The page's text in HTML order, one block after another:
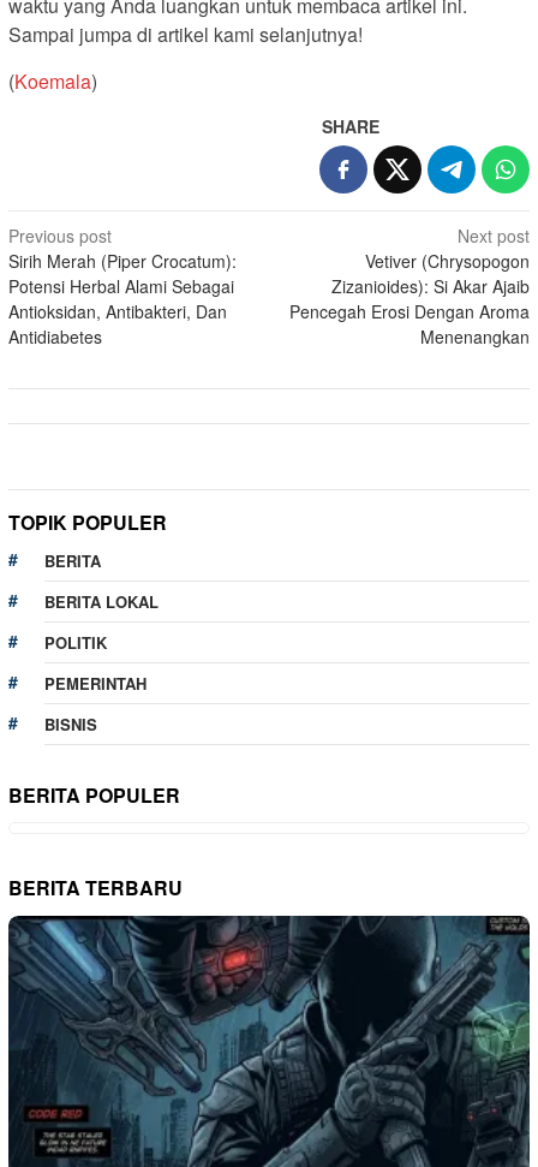
Sampai jumpa di artikel kami selanjutnya!
(Koemala)
SHARE
Post
navigation
Previous post
Sirih Merah (Piper Crocatum):
Potensi Herbal Alami Sebagai
Antioksidan, Antibakteri, Dan
Antidiabetes
Next post
Vetiver (Chrysopogon
Zizanioides): Si Akar Ajaib
Pencegah Erosi Dengan Aroma
Menenangkan
TOPIK POPULER
BERITA
BERITA LOKAL
POLITIK
PEMERINTAH
BISNIS
BERITA POPULER
BERITA TERBARU